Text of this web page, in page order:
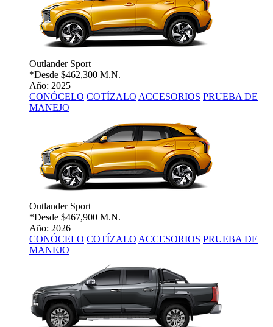
Outlander Sport
*Desde $462,300 M.N.
Año: 2025
CONÓCELO COTÍZALO ACCESORIOS PRUEBA DE
MANEJO
Outlander Sport
*Desde $467,900 M.N.
Año: 2026
CONÓCELO COTÍZALO ACCESORIOS PRUEBA DE
MANEJO